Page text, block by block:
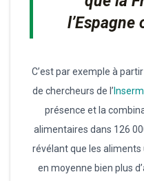
l’Espagne
C’est par exemple à
de chercheurs de l’ Inserm
présence et la
alimentaires dans 126
révélant que les
en moyenne bien plus